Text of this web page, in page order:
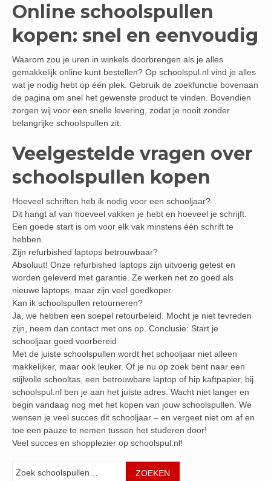
Online schoolspullen
kopen: snel en eenvoudig
Waarom zou je uren in winkels doorbrengen als je alles
gemakkelijk online kunt bestellen? Op schoolspul.nl vind je alles
wat je nodig hebt op één plek. Gebruik de zoekfunctie bovenaan
de pagina om snel het gewenste product te vinden. Bovendien
zorgen wij voor een snelle levering, zodat je nooit zonder
belangrijke schoolspullen zit.
Veelgestelde vragen over
schoolspullen kopen
Hoeveel schriften heb ik nodig voor een schooljaar?
Dit hangt af van hoeveel vakken je hebt en hoeveel je schrijft.
Een goede start is om voor elk vak minstens één schrift te
hebben.
Zijn refurbished laptops betrouwbaar?
Absoluut! Onze refurbished laptops zijn uitvoerig getest en
worden geleverd met garantie. Ze werken net zo goed als
nieuwe laptops, maar zijn veel goedkoper.
Kan ik schoolspullen retourneren?
Ja, we hebben een soepel retourbeleid. Mocht je niet tevreden
zijn, neem dan contact met ons op. Conclusie: Start je
schooljaar goed voorbereid
Met de juiste schoolspullen wordt het schooljaar niet alleen
makkelijker, maar ook leuker. Of je nu op zoek bent naar een
stijlvolle schooltas, een betrouwbare laptop of hip kaftpapier, bij
schoolspul.nl ben je aan het juiste adres. Wacht niet langer en
begin vandaag nog met het kopen van jouw schoolspullen. We
wensen je veel succes dit schooljaar – en vergeet niet om af en
toe een pauze te nemen tussen het studeren door!
Veel succes en shopplezier op schoolspul.nl!
Zoeken
ZOEKEN